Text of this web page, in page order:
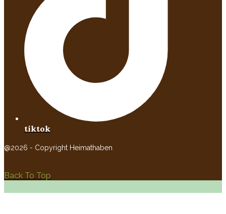
tiktok
@2026 - Copyright Heimathaben
Back To Top